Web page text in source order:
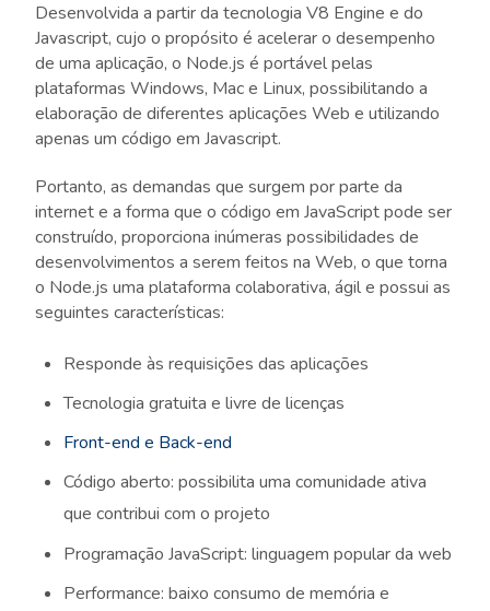
Desenvolvida a partir da tecnologia V8 Engine e do
Javascript, cujo o propósito é acelerar o desempenho
de uma aplicação, o Node.js é portável pelas
plataformas Windows, Mac e Linux, possibilitando a
elaboração de diferentes aplicações Web e utilizando
apenas um código em Javascript.
Portanto, as demandas que surgem por parte da
internet e a forma que o código em JavaScript pode ser
construído, proporciona inúmeras possibilidades de
desenvolvimentos a serem feitos na Web, o que torna
o Node.js uma plataforma colaborativa, ágil e possui as
seguintes características:
Responde às requisições das aplicações
Tecnologia gratuita e livre de licenças
Front-end e Back-end
Código aberto: possibilita uma comunidade ativa
que contribui com o projeto
Programação JavaScript: linguagem popular da web
Performance: baixo consumo de memória e